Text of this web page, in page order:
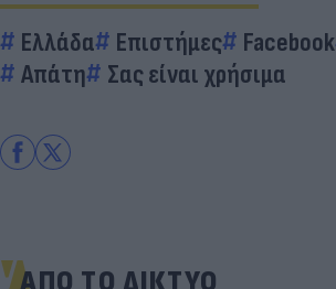
Ελλάδα Επιστήμες Facebook
Απάτη
Σας είναι χρήσιμα
ΑΠΟ ΤΟ ΔΙΚΤΥΟ